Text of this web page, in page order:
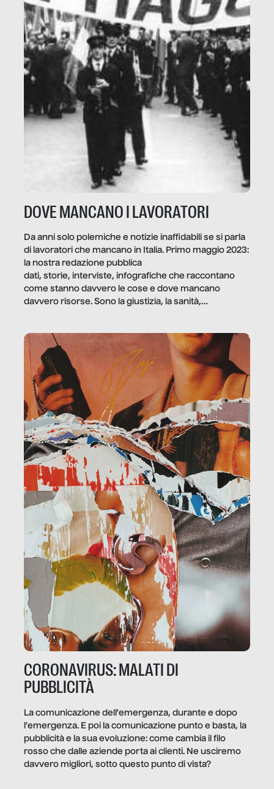
DOVE MANCANO I LAVORATORI
Da anni solo polemiche e notizie inaffidabili se si parla
di lavoratori che mancano in Italia. Primo maggio 2023:
la nostra redazione pubblica
dati, storie, interviste, infografiche che raccontano
come stanno davvero le cose e dove mancano
davvero risorse. Sono la giustizia, la sanità,
CORONAVIRUS: MALATI DI
PUBBLICITÀ
La comunicazione dell’emergenza, durante e dopo
l’emergenza. E poi la comunicazione punto e basta, la
pubblicità e la sua evoluzione: come cambia il filo
rosso che dalle aziende porta ai clienti. Ne usciremo
davvero migliori, sotto questo punto di vista?